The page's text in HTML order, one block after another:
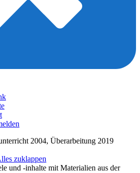
2004, Überarbeitung 2019
zuklappen
und -inhalte mit Materialien aus der